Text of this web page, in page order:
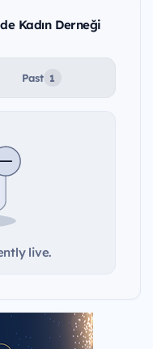
Kadın Derneği
Past 1
live.